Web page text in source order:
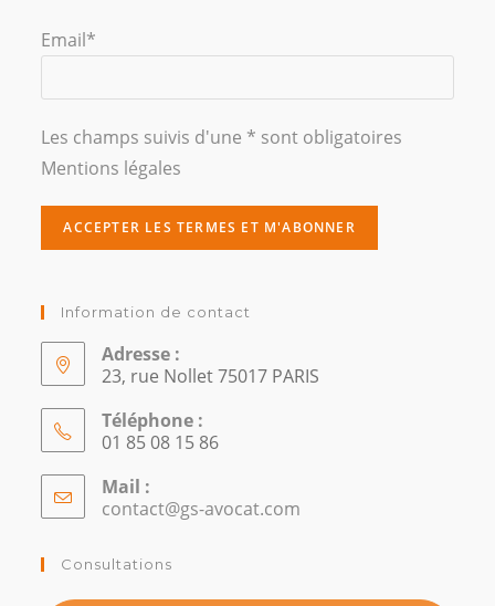
Email*
Les champs suivis d'une * sont obligatoires
Mentions légales
Information de contact
Adresse :
23, rue Nollet 75017 PARIS
Téléphone :
01 85 08 15 86
Mail :
contact@gs-avocat.com
Consultations